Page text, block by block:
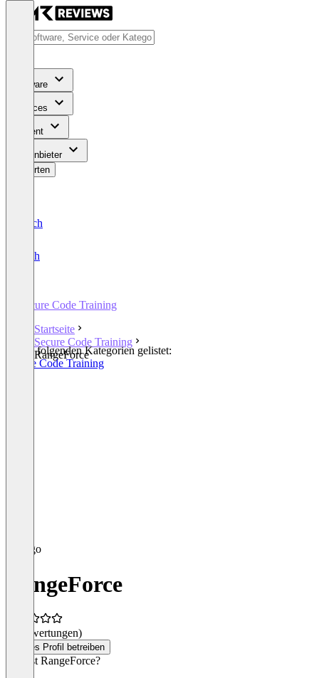
Software
Services
Content
Für Anbieter
Bewerten
Deutsch
English
Secure Code Training
Startseite
Secure Code Training
RangeForce
In den folgenden Kategorien gelistet:
Secure Code Training
RangeForce
(0 Bewertungen)
Dieses Profil betreiben
Was ist RangeForce?